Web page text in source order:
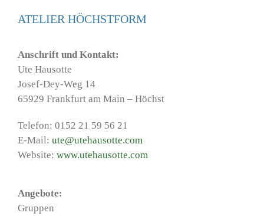
ATELIER HÖCHSTFORM
Anschrift und Kontakt:
Ute Hausotte
Josef-Dey-Weg 14
65929 Frankfurt am Main – Höchst
Telefon: 0152 21 59 56 21
E-Mail: ute@utehausotte.com
Website: www.utehausotte.com
Angebote:
Gruppen